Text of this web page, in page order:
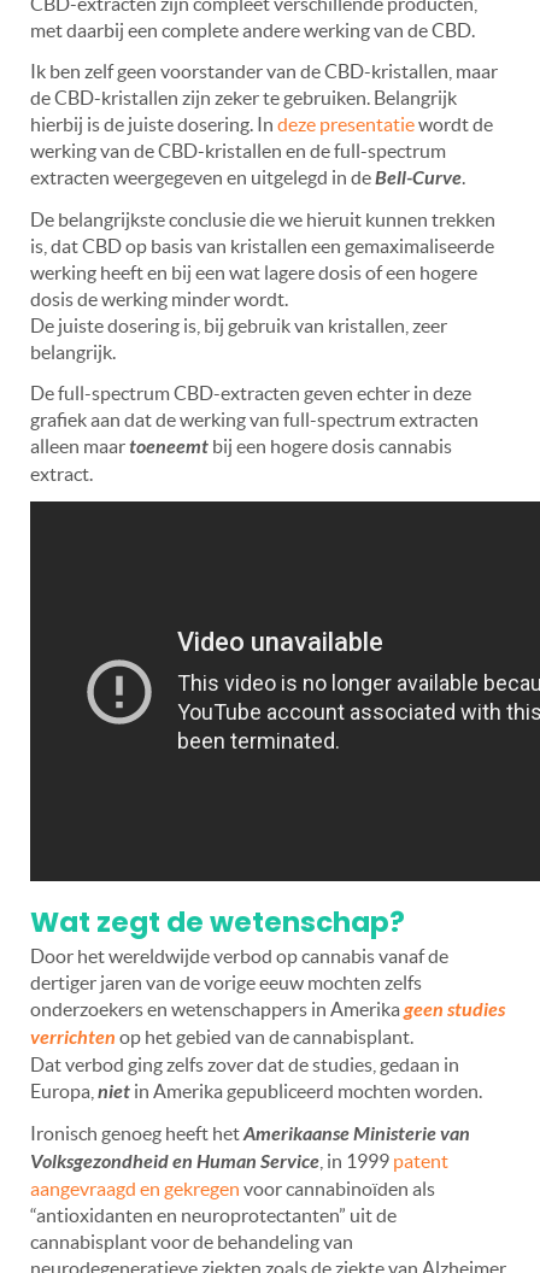
met daarbij een complete andere werking van de CBD.
Ik ben zelf geen voorstander van de CBD-kristallen, maar
de CBD-kristallen zijn zeker te gebruiken. Belangrijk
hierbij is de juiste dosering. In deze presentatiewordt de
werking van de CBD-kristallen en de full-spectrum
extracten weergegeven en uitgelegd in deBell-Curve.
De belangrijkste conclusie die we hieruit kunnen trekken
is, dat CBD op basis van kristallen een gemaximaliseerde
werking heeft en bij een wat lagere dosis of een hogere
dosis de werking minder wordt.
De juiste dosering is, bij gebruik van kristallen, zeer
belangrijk.
De full-spectrum CBD-extracten geven echter in deze
grafiek aan dat de werking van full-spectrum extracten
alleen maartoeneemt bij een hogere dosis cannabis
extract.
Wat zegt de wetenschap?
Door het wereldwijde verbod op cannabis vanaf de
dertiger jaren van de vorige eeuw mochten zelfs
onderzoekers en wetenschappers in Amerika geen studies
verrichten op het gebied van de cannabisplant.
Dat verbod ging zelfs zover dat de studies, gedaan in
Europa, niet in Amerika gepubliceerd mochten worden.
Ironisch genoeg heeft hetAmerikaanse Ministerie van
Volksgezondheid en Human Service , in 1999 patent
aangevraagd en gekregen voor cannabinoïden als
“antioxidanten en neuroprotectanten” uit de
cannabisplant voor de behandeling van
neurodegeneratieve ziekten zoals de ziekte van Alzheimer,